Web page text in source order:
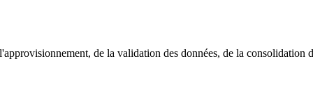
de la validation des données, de la